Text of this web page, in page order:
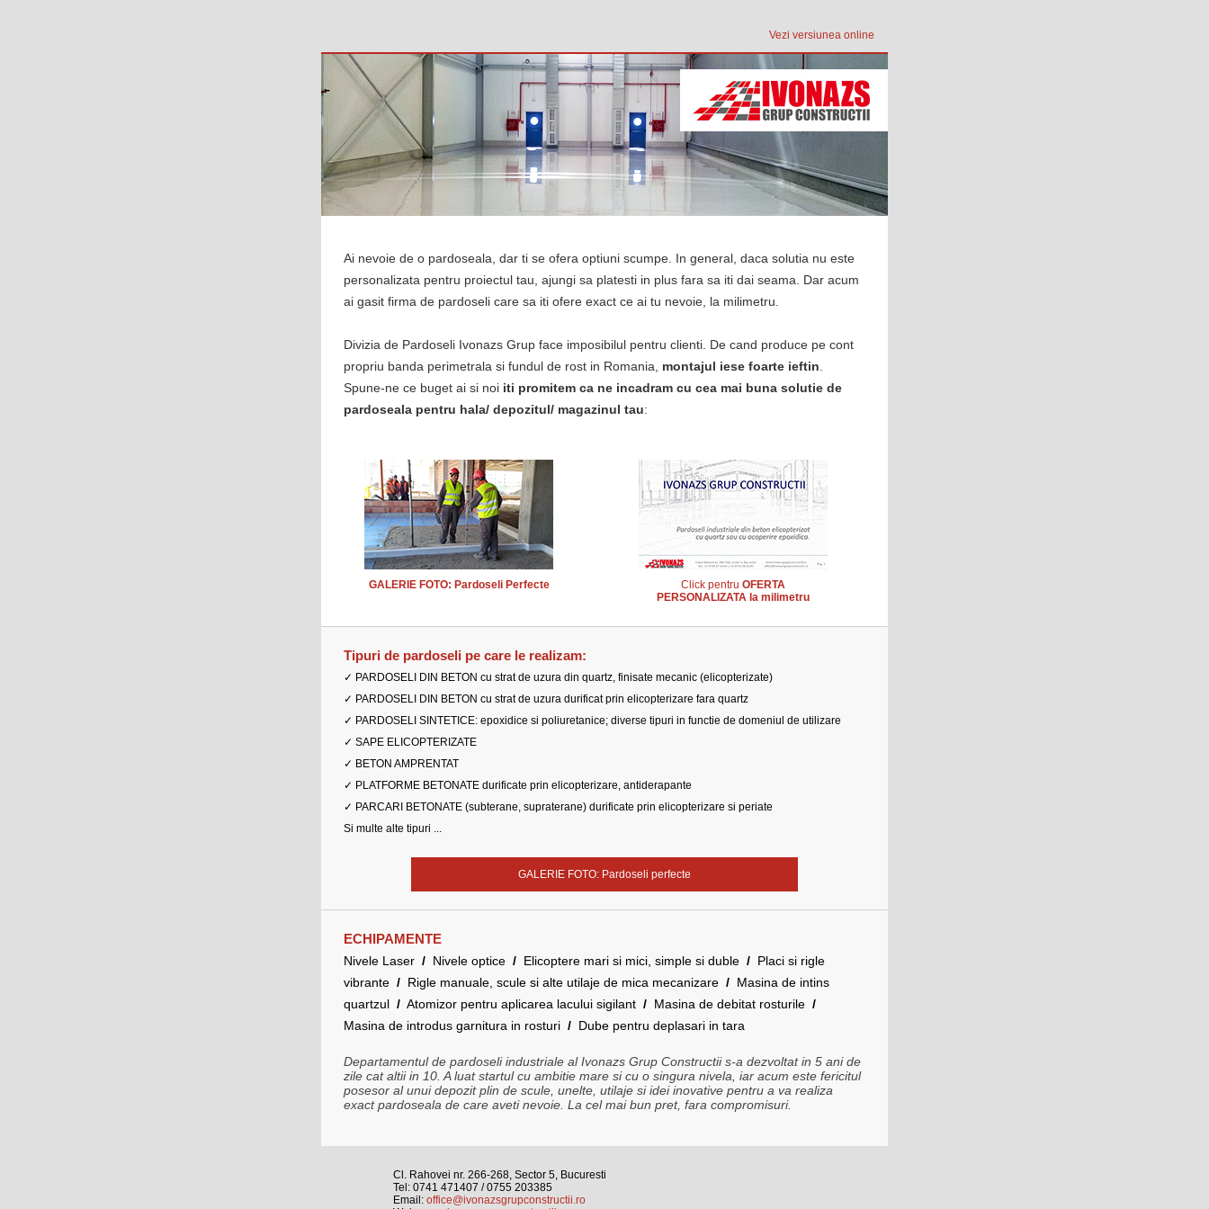
Vezi versiunea online
Ai nevoie de o pardoseala, dar ti se ofera optiuni scumpe. In general, daca solutia nu este
personalizata pentru proiectul tau, ajungi sa platesti in plus fara sa iti dai seama. Dar acum
ai gasit firma de pardoseli care sa iti ofere exact ce ai tu nevoie, la milimetru.
Divizia de Pardoseli Ivonazs Grup face imposibilul pentru clienti. De cand produce pe cont
propriu banda perimetrala si fundul de rost in Romania, montajul iese foarte ieftin
Spune-ne ce buget ai si noi iti promitem ca ne incadram cu cea mai buna solutie de
pardoseala pentru hala/ depozitul/ magazinul tau:
GALERIE FOTO: Pardoseli Perfecte Click pentru OFERTA
PERSONALIZATA la milimetru
Tipuri de pardoseli pe care le realizam:
✓ PARDOSELI DIN BETON cu strat de uzura din quartz, finisate mecanic (elicopterizate)
✓ PARDOSELI DIN BETON cu strat de uzura durificat prin elicopterizare fara quartz
✓ PARDOSELI SINTETICE: epoxidice si poliuretanice; diverse tipuri in functie de domeniul de utilizare
✓ SAPE ELICOPTERIZATE
✓ BETON AMPRENTAT
✓ PLATFORME BETONATE durificate prin elicopterizare, antiderapante
✓ PARCARI BETONATE (subterane, supraterane) durificate prin elicopterizare si periate
Si multe alte tipuri ...
GALERIE FOTO: Pardoseli perfecte
ECHIPAMENTE
Nivele Laser / Nivele optice / Elicoptere mari si mici, simple si duble / Placi si rigle
vibrante / Rigle manuale, scule si alte utilaje de mica mecanizare / Masina de intins
quartzul / Atomizor pentru aplicarea lacului sigilant / Masina de debitat rosturile /
Masina de introdus garnitura in rosturi / Dube pentru deplasari in tara
Departamentul de pardoseli industriale al Ivonazs Grup Constructii s-a dezvoltat in 5 ani de
zile cat altii in 10. A luat startul cu ambitie mare si cu o singura nivela, iar acum este fericitul
posesor al unui depozit plin de scule, unelte, utilaje si idei inovative pentru a va realiza
exact pardoseala de care aveti nevoie. La cel mai bun pret, fara compromisuri.
Cl. Rahovei nr. 266-268, Sector 5, Bucuresti
Tel: 0741 471407 / 0755 203385
Email: office@ivonazsgrupconstructii.ro